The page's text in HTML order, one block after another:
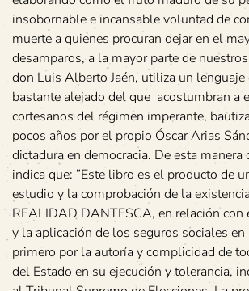
insobornable e incansable voluntad de
muerte a quienes procuran dejar en el
desamparos, a la mayor parte de
don Luis Alberto Jaén, utiliza un lenguaje
bastante alejado del que acostumbran a
cortesanos del régimen imperante,
pocos años por el propio Óscar Arias
dictadura en democracia. De esta manera
indica que: ”Este libro es el producto de
estudio y la comprobación de la
REALIDAD DANTESCA, en relación
y la aplicación de los seguros sociales en
primero por la autoría y complicidad de
del Estado en su ejecución y tolerancia,